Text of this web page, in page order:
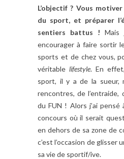
L’objectif ? Vous
du sport, et préparer
sentiers battus ! Mais
encourager à faire sortir
sports et de chez vous,
véritable lifestyle. En
sport, il y a de la sueur,
rencontres, de
du FUN ! Alors j’ai
concours où il serait
en dehors de sa zone de
c’est l’occasion de glisser
sa vie de sportif/ive.